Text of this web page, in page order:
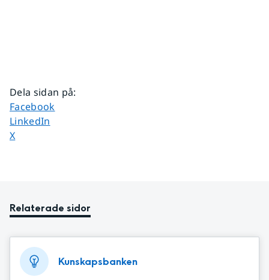
Dela sidan på:
Dela sidan på
Facebook
Dela sidan på
LinkedIn
Dela sidan på
X
Relaterade sidor
Kunskapsbanken